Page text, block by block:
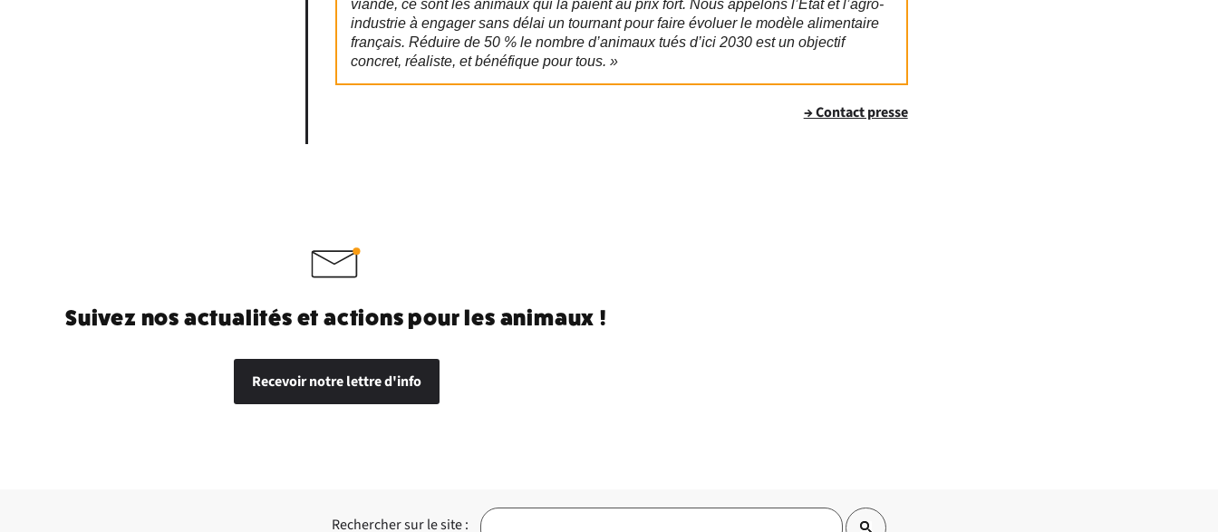
viande, ce sont les animaux qui la paient au prix fort. Nous appelons l’État et l’agro-
industrie à engager sans délai un tournant pour faire évoluer le modèle alimentaire
français. Réduire de 50 % le nombre d’animaux tués d’ici 2030 est un objectif
concret, réaliste, et bénéfique pour tous. »
→ Contact presse
Suivez nos actualités et actions pour les animaux !
Recevoir notre lettre d'info
Rechercher sur le site :